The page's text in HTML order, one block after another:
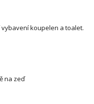
koupelen a toalet.
na zeď